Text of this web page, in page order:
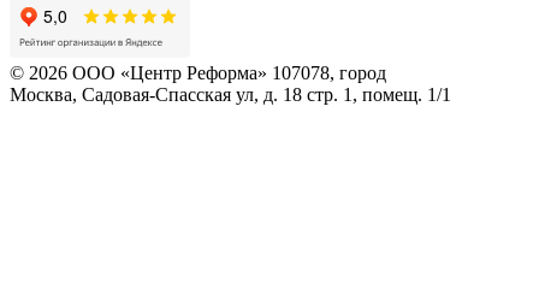
© 2026 ООО «Центр Реформа» 107078, город
Москва, Садовая-Спасская ул, д. 18 стр. 1, помещ. 1/1